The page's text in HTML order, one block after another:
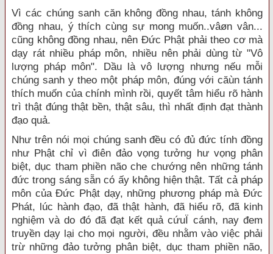
Vì các chúng sanh căn không đồng nhau, tánh không
đồng nhau, ý thích cùng sự mong muốn..vâøn vân...
cũng không đồng nhau, nên Đức Phật phải theo cơ mà
dạy rát nhiều pháp môn, nhiều nên phải dùng từ "Vô
lượng pháp môn". Dầu là vô lượng nhưng nếu mỗi
chúng sanh y theo một pháp môn, đúng với căùn tánh
thích muốn của chính mình rồi, quyết tâm hiểu rõ hành
trì thật đúng thật bền, thật sâu, thì nhất định đạt thành
đạo quả.
Như trên nói mọi chúng sanh đều có đủ đức tính đồng
như Phật chỉ vì điên đảo vọng tưởng hư vọng phân
biệt, dục tham phiền não che chướng nên những tánh
đức trong sáng sẵn có ấy không hiện thật. Tất cả pháp
môn của Đức Phật dạy, những phương pháp mà Đức
Phát, lúc hành đạo, đã thật hành, đã hiểu rõ, đã kinh
nghiệm và do đó đã đạt kết quả cứuÏ cánh, nay đem
truyền dạy lại cho mọi người, đều nhằm vào việc phải
trừ những đảo tưởng phân biệt, dục tham phiền não,